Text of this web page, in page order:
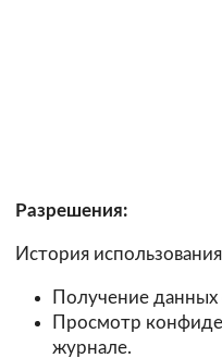
Разрешения:
История
Получение
Просмотр
журнале.